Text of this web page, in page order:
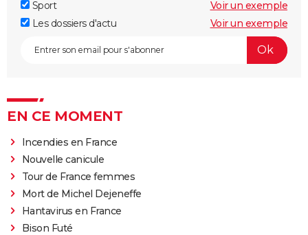
Sport
Voir un exemple
Les dossiers d'actu
Voir un exemple
EN CE MOMENT
Incendies en France
Nouvelle canicule
Tour de France femmes
Mort de Michel Dejeneffe
Hantavirus en France
Bison Futé